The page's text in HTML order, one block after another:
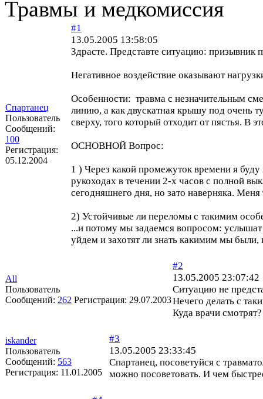
Травмы и медкомиссия
Спартанец
Пользователь
Сообщений:
100
Регистрация:
05.12.2004
#1
13.05.2005 13:58:05
Здрасте. Представте ситуацию: призывник
Негативное воздействие оказывают
Особенности: травма с незначительным
линию, а как двускатная крышу под очень
сверху, того который отходит от пястья. В
ОСНОВНОЙ Вопрос:
1 ) Через какой промежуток времени я
рукоходах в течении 2-х часов с полной
сегодняшнего дня, но зато наверняка. Меня
2) Устойчивые ли переломы с такимим
...и потому мы задаемся вопросом:
уйдем и захотят ли знать какимим мы
All
Пользователь
Сообщений: 262 Регистрация: 29.07.2003
#2
13.05.2005 23:07:42
Ситуацию не
Нечего делать с
Куда врачи смотрят?
iskander
Пользователь
Сообщений: 563
Регистрация: 11.01.2005
#3
13.05.2005 23:33:45
Спартанец, посоветуйся с
можно посоветовать. И чем